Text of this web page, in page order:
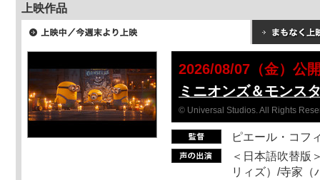
上映作品
2026/08/07（金）公
ミニオンズ＆モンス
© Universal Studios. All Rights
ピエール・コフ
＜日本語吹替版
リィズ）/寺家（